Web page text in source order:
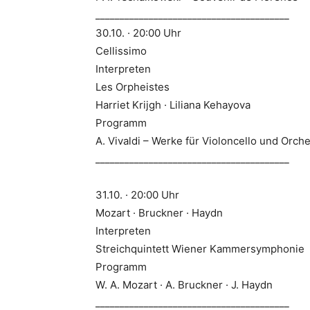
30.10. · 20:00 Uhr
Cellissimo
Interpreten
Les Orpheistes
Harriet Krijgh · Liliana Kehayova
Programm
A. Vivaldi – Werke für Violoncello und
31.10. · 20:00 Uhr
Mozart · Bruckner · Haydn
Interpreten
Streichquintett Wiener Kammersymphonie
Programm
W. A. Mozart · A. Bruckner · J. Haydn